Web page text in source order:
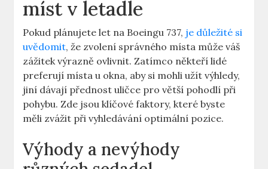
míst ⁢v letadle
Pokud plánujete let na Boeingu⁤ 737, je důležité si
uvědomit, že ⁢zvolení správného místa může váš‌
zážitek výrazně ovlivnit.​ Zatímco někteří lidé
preferují místa u ⁣okna, aby si mohli užít ⁤výhledy,
jiní ⁤dávají přednost uličce pro větší pohodlí při
pohybu. Zde jsou klíčové‌ faktory, které byste
měli zvážit při⁣ vyhledávání optimální pozice.
Výhody a nevýhody